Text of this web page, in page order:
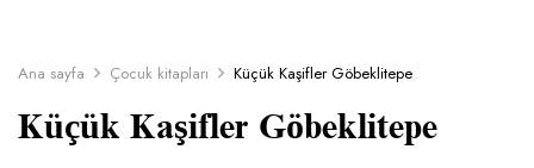
Ana sayfa Çocuk kitapları Küçük Kaşifler Göbeklitepe
Küçük Kaşifler Göbeklitepe